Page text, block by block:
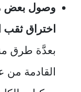
وصول بعض
اختراق ثقب
بعدَّة طرق
القادمة من